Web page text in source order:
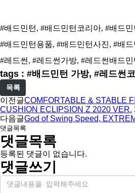
#배드민턴, #배드민턴코리아, #배드
#배드민턴용품, #배드민턴사진, #배
#레드썬, #레드썬가방, #레드썬배드
tags : #배드민턴 가방, #레드썬
목록
이전글COMFORTABLE & STABLE
CUSHION ECLIPSION Z 2020 VER.
다음글God of Swing Speed,
댓글목록
댓글목록
등록된 댓글이 없습니다.
댓글쓰기
내